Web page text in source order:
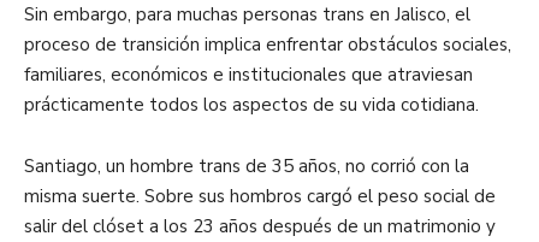
Sin embargo, para muchas personas trans en Jalisco, el
proceso de transición implica enfrentar obstáculos sociales,
familiares, económicos e institucionales que atraviesan
prácticamente todos los aspectos de su vida cotidiana.
Santiago, un hombre trans de 35 años, no corrió con la
misma suerte. Sobre sus hombros cargó el peso social de
salir del clóset a los 23 años después de un matrimonio y